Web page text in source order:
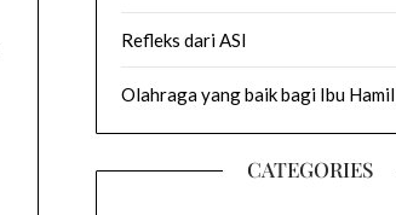
Refleks dari ASI
Olahraga yang baik bagi Ibu Hamil
CATEGORIES